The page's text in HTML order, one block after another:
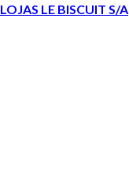
LOJAS LE BISCUIT S/A